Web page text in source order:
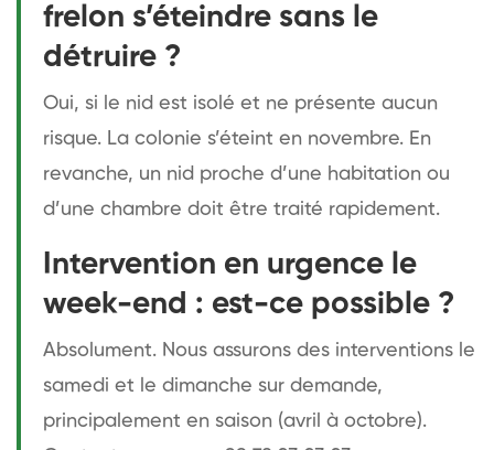
frelon s’éteindre sans le
détruire ?
Oui, si le nid est isolé et ne présente aucun
risque. La colonie s’éteint en novembre. En
revanche, un nid proche d’une habitation ou
d’une chambre doit être traité rapidement.
Intervention en urgence le
week-end : est-ce possible ?
Absolument. Nous assurons des interventions le
samedi et le dimanche sur demande,
principalement en saison (avril à octobre).